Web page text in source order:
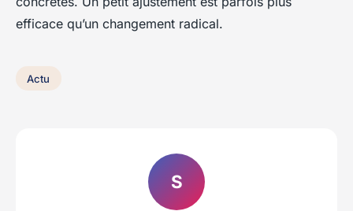
efficace qu’un changement radical.
Actu
S